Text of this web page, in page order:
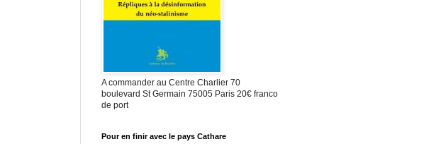
A commander au Centre Charlier 70
boulevard St Germain 75005 Paris 20€ franco
de port
Pour en finir avec le pays Cathare